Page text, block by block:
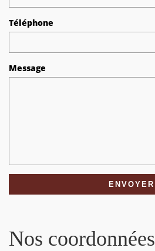
Téléphone
Message
Nos coordonnées